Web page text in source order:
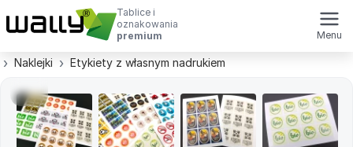
Tablice i
oznakowania
premium
Menu
Naklejki Etykiety z własnym nadrukiem